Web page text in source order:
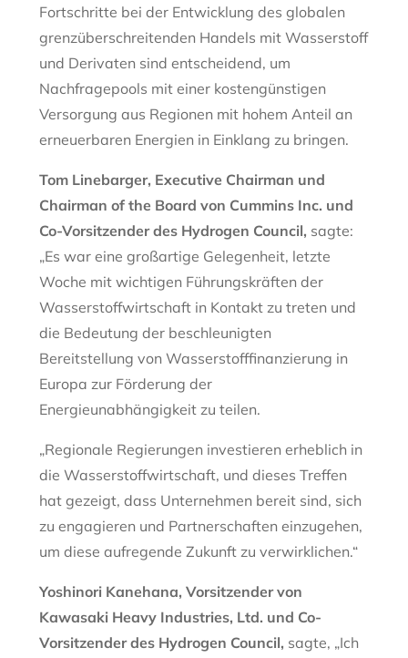
Fortschritte bei der Entwicklung des globalen
grenzüberschreitenden Handels mit Wasserstoff
und Derivaten sind entscheidend, um
Nachfragepools mit einer kostengünstigen
Versorgung aus Regionen mit hohem Anteil an
erneuerbaren Energien in Einklang zu bringen.
Tom Linebarger, Executive Chairman und
Chairman of the Board von Cummins Inc. und
Co-Vorsitzender des Hydrogen Council, sagte:
„Es war eine großartige Gelegenheit, letzte
Woche mit wichtigen Führungskräften der
Wasserstoffwirtschaft in Kontakt zu treten und
die Bedeutung der beschleunigten
Bereitstellung von Wasserstofffinanzierung in
Europa zur Förderung der
Energieunabhängigkeit zu teilen.
„Regionale Regierungen investieren erheblich in
die Wasserstoffwirtschaft, und dieses Treffen
hat gezeigt, dass Unternehmen bereit sind, sich
zu engagieren und Partnerschaften einzugehen,
um diese aufregende Zukunft zu verwirklichen.“
Yoshinori Kanehana, Vorsitzender von
Kawasaki Heavy Industries, Ltd. und Co-
Vorsitzender des Hydrogen Council, sagte, „Ich